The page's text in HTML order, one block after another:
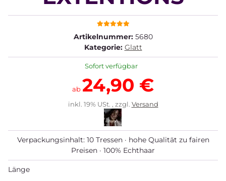
Artikelnummer: 5680
Kategorie: Glatt
Sofort verfügbar
ab24,90 €
inkl. 19% USt. , zzgl. Versand
Verpackungsinhalt: 10 Tressen · hohe Qualität zu fairen
Preisen · 100% Echthaar
Länge